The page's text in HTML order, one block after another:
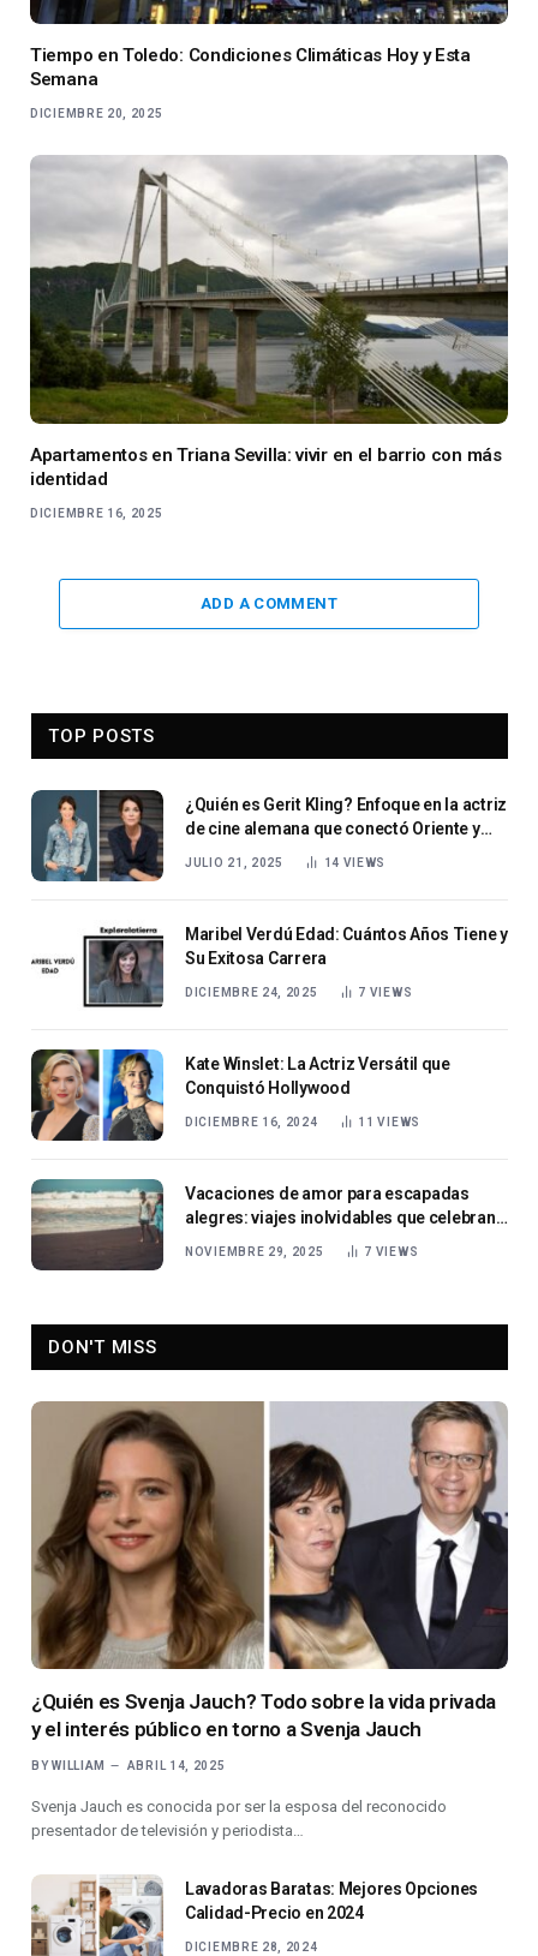
Tiempo en Toledo: Condiciones Climáticas Hoy y Esta
Semana
DICIEMBRE 20, 2025
Apartamentos en Triana Sevilla: vivir en el barrio con más
identidad
DICIEMBRE 16, 2025
ADD A COMMENT
TOP POSTS
¿Quién es Gerit Kling? Enfoque en la actriz
de cine alemana que conectó Oriente y
JULIO 21, 2025 14 VIEWS
Maribel Verdú Edad: Cuántos Años Tiene y
Su Exitosa Carrera
DICIEMBRE 24, 2025 7 VIEWS
Kate Winslet: La Actriz Versátil que
Conquistó Hollywood
DICIEMBRE 16, 2024 11VIEWS
Vacaciones de amor para escapadas
alegres: viajes inolvidables que celebran
el romance y la relajación
NOVIEMBRE 29, 2025 7 VIEWS
DON'T MISS
¿Quién es Svenja Jauch? Todo sobre la vida privada
y el interés público en torno a Svenja Jauch
BY WILLIAM ABRIL 14, 2025
Svenja Jauch es conocida por ser la esposa del reconocido
presentador de televisión y periodista…
Lavadoras Baratas: Mejores Opciones
Calidad-Precio en 2024
DICIEMBRE 28, 2024